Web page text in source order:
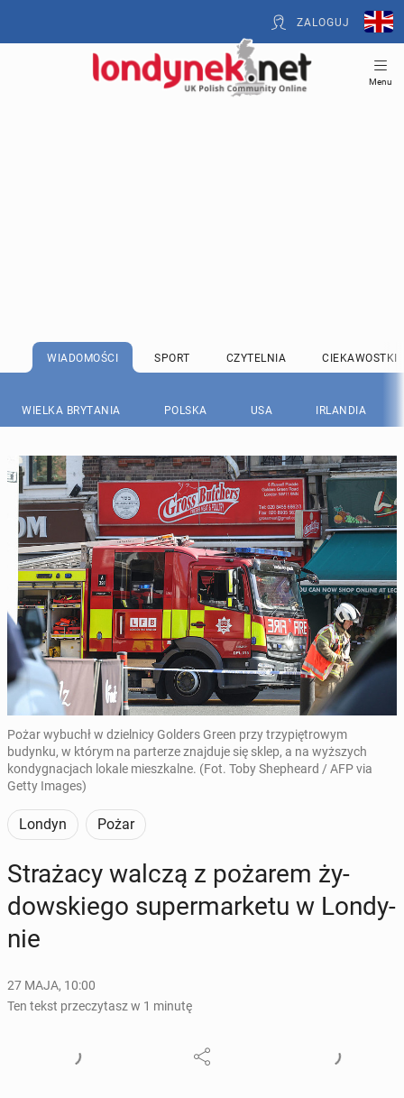
ZALOGUJ
Menu
WIADOMOŚCI SPORT CZYTELNIA CIEKAWOSTKI
WIELKA BRYTANIA POLSKA USA IRLANDIA
Pożar wybuchł w dzielnicy Golders Green przy trzypiętrowym
budynku, w którym na parterze znajduje się sklep, a na wyższych
kondygnacjach lokale mieszkalne. (Fot. Toby Shepheard / AFP via
Getty Images)
Londyn Pożar
Stra­ża­cy walczą z pożarem ży­
dow­skie­go su­per­mar­ke­tu w Lon­dy­
nie
27 MAJA, 10:00
Ten tekst przeczytasz w 1 minutę